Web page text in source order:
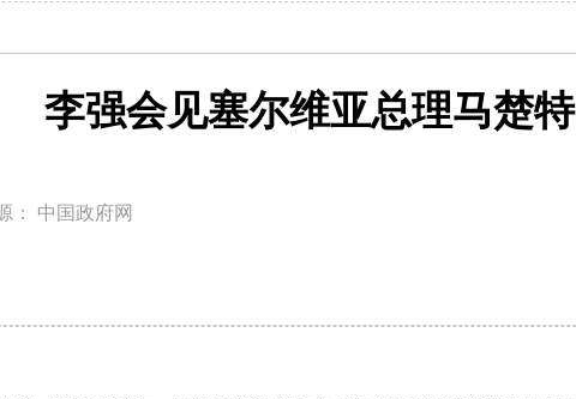
李强会见塞尔维亚总理马楚特
： 中国政府网